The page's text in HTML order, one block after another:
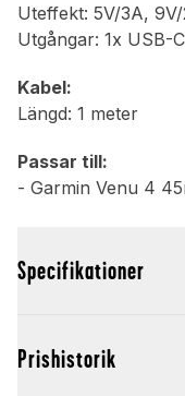
Uteffekt: 5V/3A,
Utgångar: 1x USB-C
Kabel:
Längd: 1 meter
Passar till:
- Garmin Venu 4
Specifikationer
Prishistorik